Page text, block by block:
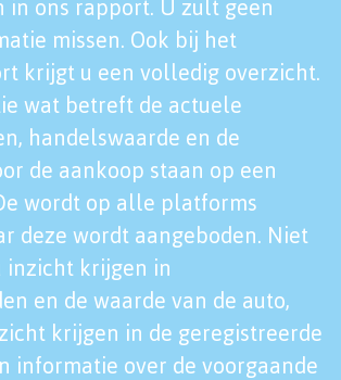
in ons rapport. U zult geen
missen. Ook bij het
krijgt u een volledig overzicht.
wat betreft de actuele
handelswaarde en de
de aankoop staan op een
wordt op alle platforms
deze wordt aangeboden. Niet
krijgen in
en de waarde van de auto,
krijgen in de geregistreerde
informatie over de voorgaande